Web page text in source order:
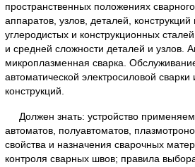
пространственных положениях
аппаратов, узлов, деталей,
углеродистых и конструкционных
и средней сложности деталей и узлов.
микроплазменная сварка.
автоматической электросиловой
конструкций.
Должен знать: устройство
автоматов, полуавтоматов,
свойства и назначения сварочных
контроля сварных швов; правила